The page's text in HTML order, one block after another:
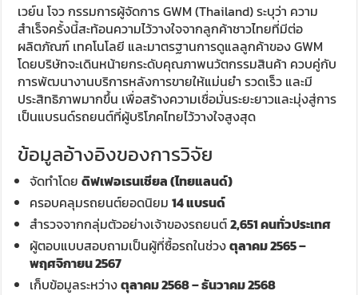
เวย์น โจว กรรมการผู้จัดการ GWM (Thailand) ระบุว่า ความ
สำเร็จครั้งนี้สะท้อนความไว้วางใจจากลูกค้าชาวไทยที่มีต่อ
ผลิตภัณฑ์ เทคโนโลยี และมาตรฐานการดูแลลูกค้าของ GWM
โดยบริษัทจะเดินหน้ายกระดับคุณภาพนวัตกรรมสินค้า ควบคู่กับ
การพัฒนางานบริการหลังการขายให้แม่นยำ รวดเร็ว และมี
ประสิทธิภาพมากขึ้น เพื่อสร้างความเชื่อมั่นระยะยาวและมุ่งสู่การ
เป็นแบรนด์รถยนต์ที่ผู้บริโภคไทยไว้วางใจสูงสุด
ข้อมูลอ้างอิงของการวิจัย
จัดทำโดยดิฟเฟอเรนเชียล (ไทยแลนด์)
ครอบคลุมรถยนต์ยอดนิยม14 แบรนด์
สำรวจจากกลุ่มตัวอย่างเจ้าของรถยนต์2,651 คนทั่วประเทศ
ผู้ตอบแบบสอบถามเป็นผู้ที่ซื้อรถในช่วงตุลาคม 2565 –
พฤศจิกายน 2567
เก็บข้อมูลระหว่างตุลาคม 2568 – ธันวาคม 2568